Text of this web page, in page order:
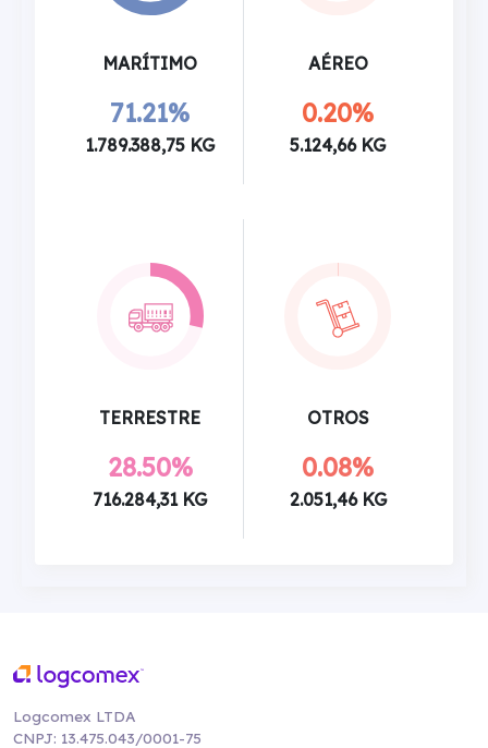
MARÍTIMO
71.21%
1.789.388,75 KG
AÉREO
0.20%
5.124,66 KG
TERRESTRE
28.50%
716.284,31 KG
OTROS
0.08%
2.051,46 KG
Logcomex LTDA
CNPJ: 13.475.043/0001-75